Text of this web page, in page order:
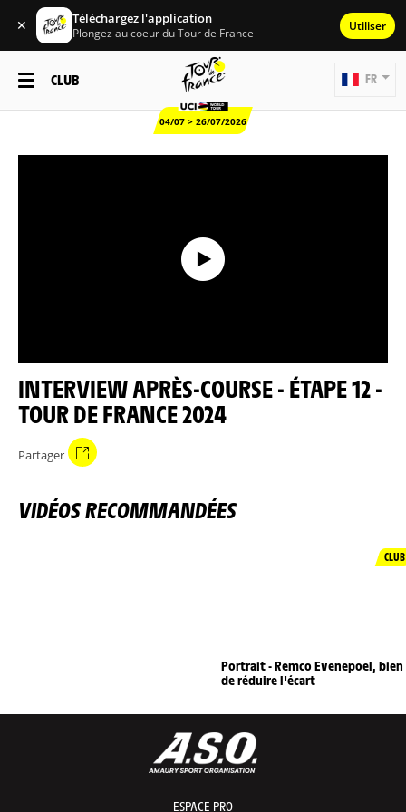
✕ Téléchargez l'application
Plongez au coeur du Tour de France Utiliser
CLUB
04/07 > 26/07/2026
FR
INTERVIEW APRÈS-COURSE - ÉTAPE 12 -
TOUR DE FRANCE 2024
Partager
VIDÉOS RECOMMANDÉES
CLUB
Portrait - Remco Evenepoel, bien
de réduire l'écart
ESPACE PRO